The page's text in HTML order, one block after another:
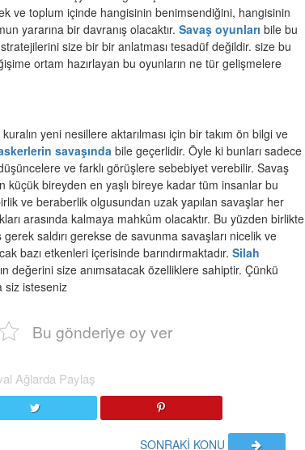
ve toplum içinde hangisinin benimsendiğini, hangisinin
yararına bir davranış olacaktır. Savaş oyunları bile bu
size bir bir anlatması tesadüf değildir. size bu
ortam hazırlayan bu oyunların ne tür gelişmelere
yeni nesillere aktarılması için bir takım ön bilgi ve
savaşındabile geçerlidir. Öyle ki bunları sadece
ve farklı görüşlere sebebiyet verebilir. Savaş
küçük bireyden en yaşlı bireye kadar tüm insanlar bu
ve beraberlik olgusundan uzak yapılan savaşlar her
arasında kalmaya mahkûm olacaktır. Bu yüzden birlikte
saldırı gerekse de savunma savaşları nicelik ve
bazı etkenleri içerisinde barındırmaktadır. Silah
değerini size anımsatacak özelliklere sahiptir. Çünkü
siz isteseniz
Bu gönderiye oy ver
Ağlarda Paylaş
SONRAKİ KONU